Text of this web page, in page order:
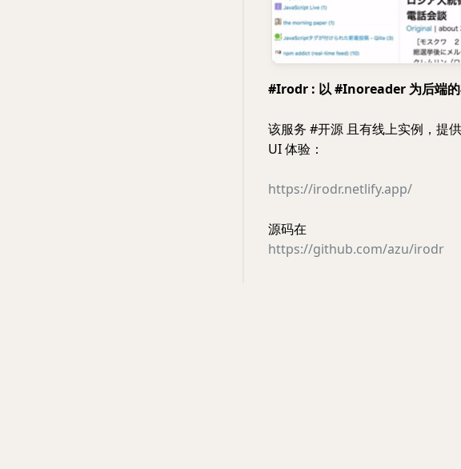
#Irodr : 以 #Inoreader 为后端的
该服务 #开源 且有线上实例，提
UI 体验：
https://irodr.netlify.app/
源码在
https://github.com/azu/irodr